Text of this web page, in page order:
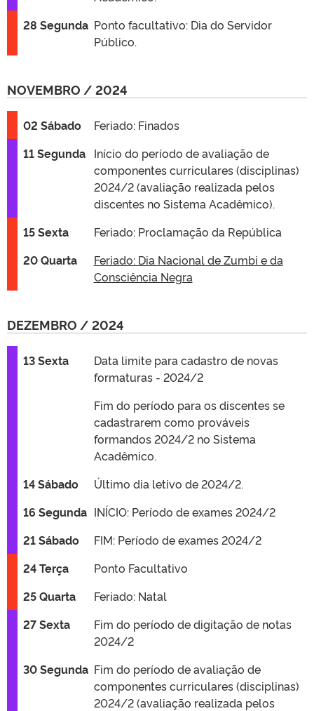
28 Segunda Ponto facultativo: Dia do Servidor
Público.
NOVEMBRO / 2024
02 Sábado
Feriado: Finados
11 Segunda Início do período de avaliação de
componentes curriculares (disciplinas)
2024/2 (avaliação realizada pelos
discentes no Sistema Acadêmico).
15 Sexta
Feriado: Proclamação da República
20 Quarta
Feriado: Dia Nacional de Zumbi e da
Consciência Negra
DEZEMBRO / 2024
13 Sexta
Data limite para cadastro de novas
formaturas - 2024/2
Fim do período para os discentes se
cadastrarem como prováveis
formandos 2024/2 no Sistema
Acadêmico.
14 Sábado
Último dia letivo de 2024/2.
16 Segunda INÍCIO: Período de exames 2024/2
21 Sábado
FIM: Período de exames 2024/2
24 Terça
Ponto Facultativo
25 Quarta
Feriado: Natal
27 Sexta
Fim do período de digitação de notas
2024/2
30 Segunda Fim do período de avaliação de
componentes curriculares (disciplinas)
2024/2 (avaliação realizada pelos